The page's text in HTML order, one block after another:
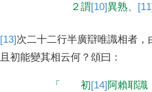
２謂[10]異熟、
[13] 次二十二行半廣辯唯識相者 ，
且初能變其相云何 ？ 頌曰 ：
「 初 [14] 阿賴耶識